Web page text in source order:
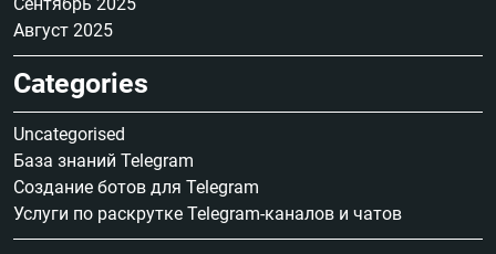
Сентябрь 2025
Август 2025
Categories
Uncategorised
База знаний Telegram
Создание ботов для Telegram
Услуги по раскрутке Telegram-каналов и чатов